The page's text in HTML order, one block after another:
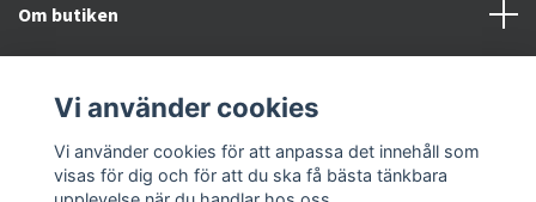
Om butiken
Snabblänkar
Vi använder cookies
Vi använder cookies för att anpassa det innehåll som
visas för dig och för att du ska få bästa tänkbara